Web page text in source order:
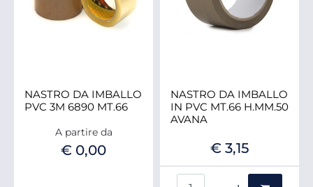
NASTRO DA IMBALLO
PVC 3M 6890 MT.66
A partire da
€ 0,00
NASTRO DA IMBALLO
IN PVC MT.66 H.MM.50
AVANA
€ 3,15